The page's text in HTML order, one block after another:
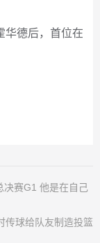
华德后，首位在
决赛G1 他是在自己
传球给队友制造投篮